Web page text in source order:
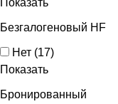
Показать
Безгалогеновый HF
Нет (17)
Показать
Бронированный